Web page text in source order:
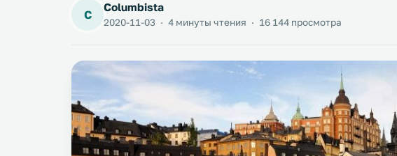
C
Columbista
2020-11-03 · 4 минуты чтения · 16 144 просмотра